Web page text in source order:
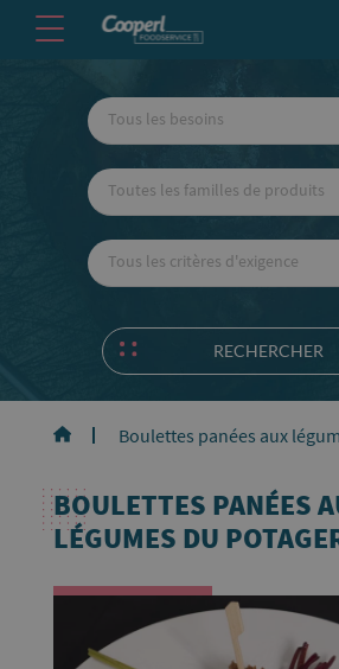
Tous les besoins
Toutes les familles de produits
Tous les critères d'exigence
RECHERCHER
Boulettes panées aux
BOULETTES PANÉES
LÉGUMES DU